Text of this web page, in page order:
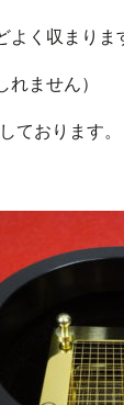
く収まりま
れません）
ております。